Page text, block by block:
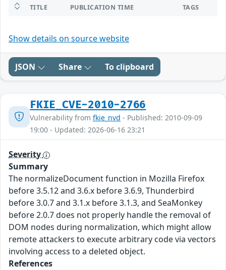
TITLE PUBLICATION TIME TAGS
Show details on source website
JSON Share To clipboard
FKIE_CVE-2010-2766
Vulnerability from fkie_nvd - Published: 2010-09-09
19:00 - Updated: 2026-06-16 23:21
Severity
Summary
The normalizeDocument function in Mozilla Firefox
before 3.5.12 and 3.6.x before 3.6.9, Thunderbird
before 3.0.7 and 3.1.x before 3.1.3, and SeaMonkey
before 2.0.7 does not properly handle the removal of
DOM nodes during normalization, which might allow
remote attackers to execute arbitrary code via vectors
involving access to a deleted object.
References